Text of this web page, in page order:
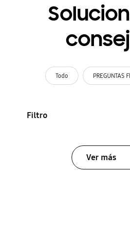
Todo PREGUNTAS
Filtro
Ver más